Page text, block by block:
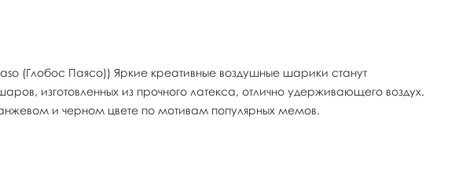
(Глобос Паясо)) Яркие креативные воздушные шарики станут
изготовленных из прочного латекса, отлично удерживающего воздух.
и черном цвете по мотивам популярных мемов.